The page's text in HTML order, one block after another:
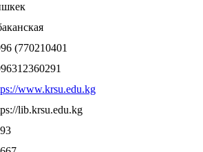
(770210401
www.krsu.edu.kg
lib.krsu.edu.kg